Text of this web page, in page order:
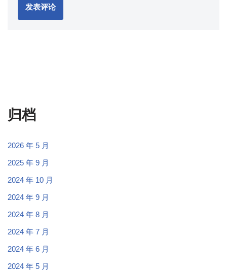
归档
2026 年 5 月
2025 年 9 月
2024 年 10 月
2024 年 9 月
2024 年 8 月
2024 年 7 月
2024 年 6 月
2024 年 5 月